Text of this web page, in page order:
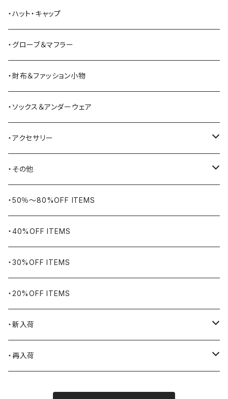
Bass Pro Shops
BATTLE LAKE
Barbour
BAYSIDE
BELSTAFF
BIG BILL
WORKERS BIGDAY
BHADUR
Bills KHAKIS
BLUCO
Blundstone
BLACK JACK BOOTS
カーディガン
パーカー
ツナギ
ジャージ・スウェット
ハーフパンツ・ショートパンツ
リュック・バックパック
ボストンバッグ・ダッフルバッグ
ヒップバッグ・ファニーパック
ブリーフケース
ツールバッグ
スニーカー
サンダル
その他シューズ
シュー用品
・ハット・キャップ
・グローブ＆マフラー
・財布＆ファッション小物
・ソックス＆アンダーウェア
・アクセサリー
バングル・ブレスレット
リング
ネックレス・ペンダント
ピンズ・ブローチ
腕時計
・その他
ヴィンテージ
アウトドア用品
ナバホラグ・ビンテージラグ
ブランケット
食品
ライター
・50％〜80%OFF ITEMS
・40%OFF ITEMS
・30%OFF ITEMS
・20%OFF ITEMS
・新入荷
2026.7.31
・再入荷